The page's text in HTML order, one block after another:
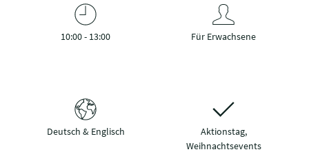
10:00 - 13:00 Für Erwachsene
Deutsch & Englisch
Aktionstag,
Weihnachtsevents